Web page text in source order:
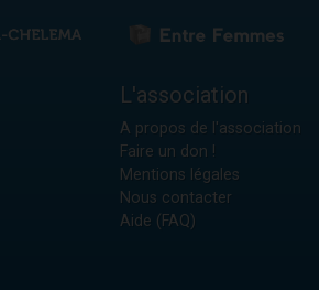
L'association
A propos de l'association
Faire un don !
Mentions légales
Nous contacter
Aide (FAQ)